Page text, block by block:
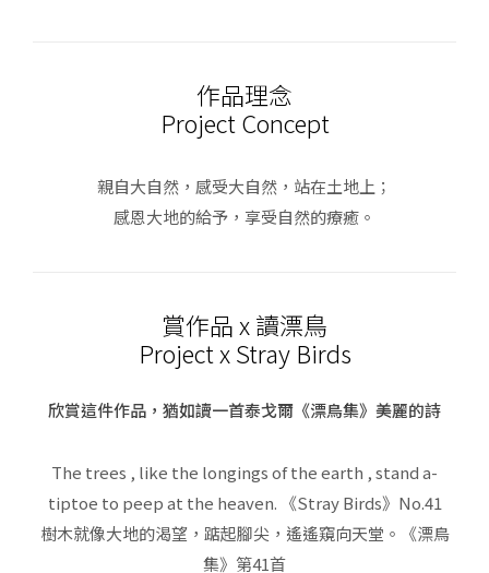
作品理念
Project Concept
親自大自然，感受大自然，站在土地上；
感恩大地的給予，享受自然的療癒。
賞作品 x 讀漂鳥
Project x Stray Birds
欣賞這件作品，猶如讀一首泰戈爾《漂鳥集》美麗的詩
The trees , like the longings of the earth , stand a-
tiptoe to peep at the heaven. 《Stray Birds》No.41
樹木就像大地的渴望，踮起腳尖，遙遙窺向天堂。《漂鳥
集》第41首